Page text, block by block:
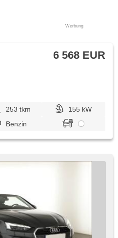
Werbung
6 568 EUR
253 tkm
155 kW
Benzin